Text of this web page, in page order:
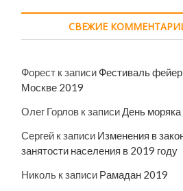
СВЕЖИЕ
Форест к записи Фестиваль
Москве 2019
Олег Горлов к записиДень
Сергей к записи Изменения в
занятости населения в 2019 году
Николь к записи Рамадан 2019